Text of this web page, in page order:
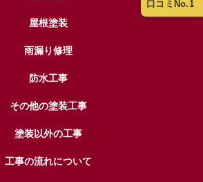
口コミNo.1
屋根塗装
雨漏り修理
防水工事
その他の塗装工事
塗装以外の工事
工事の流れについて